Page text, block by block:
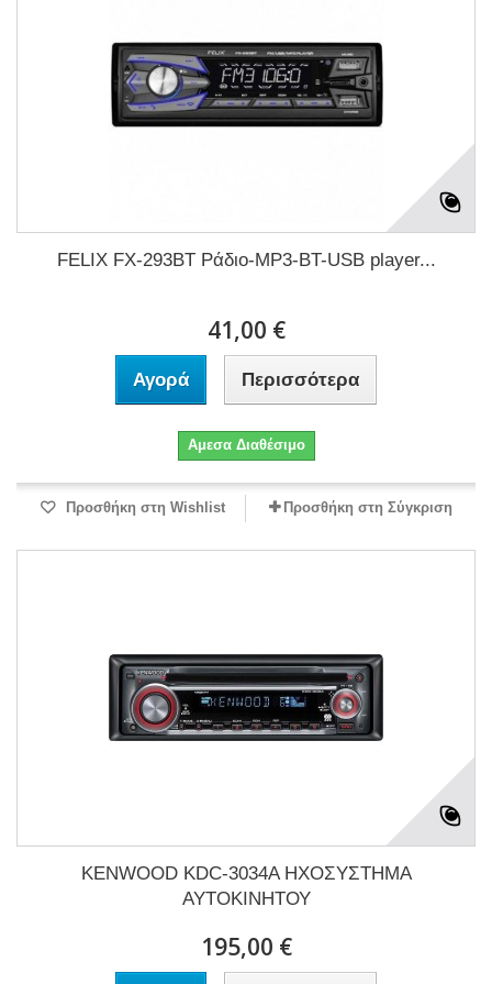
FELIX FX-293BT Ράδιο-MP3-BT-USB player...
41,00 €
Αγορά Περισσότερα
Αμεσα Διαθέσιμο
Προσθήκη στη Wishlist Προσθήκη στη Σύγκριση
KENWOOD KDC-3034A ΗΧΟΣΥΣΤΗΜΑ
ΑΥΤΟΚΙΝΗΤΟΥ
195,00 €